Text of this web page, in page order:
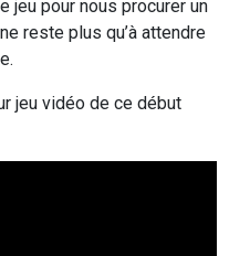
jeu pour nous procurer un
reste plus qu’à attendre
jeu vidéo de ce début